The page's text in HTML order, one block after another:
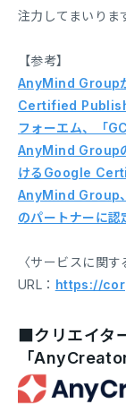
注力してまいりま
【参考】
AnyMind Group
Certified
フォーエム、「
AnyMind Group
けるGoogle
AnyMind Group
のパートナーに認
〈サービスに関す
URL： https://
■クリエイタ
「AnyCreator